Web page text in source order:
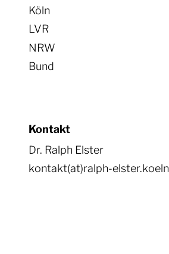
Köln
LVR
NRW
Bund
Kontakt
Dr. Ralph Elster
kontakt(at)ralph-elster.koeln